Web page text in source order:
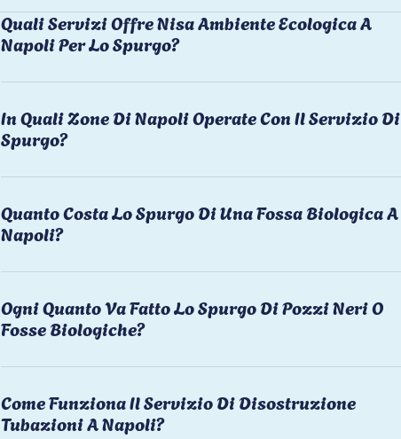
Quali Servizi Offre Nisa Ambiente Ecologica A
Napoli Per Lo Spurgo?
In Quali Zone Di Napoli Operate Con Il Servizio Di
Spurgo?
Quanto Costa Lo Spurgo Di Una Fossa Biologica A
Napoli?
Ogni Quanto Va Fatto Lo Spurgo Di Pozzi Neri O
Fosse Biologiche?
Come Funziona Il Servizio Di Disostruzione
Tubazioni A Napoli?